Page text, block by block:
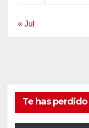
« Jul
Te has perdido